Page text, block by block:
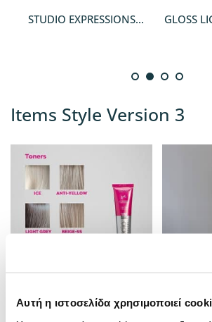
Αυτή η ιστοσελίδα χρησιμοποιεί
STUDIO EXPRESSIONS
GLOSS
Items Style Version 3
STUDIO EXPRESSIONS
GLOSS